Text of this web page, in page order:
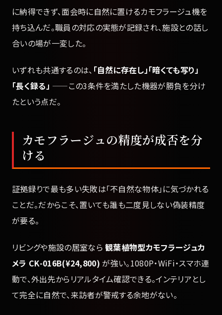
に納得できず、面会時に自然に置けるカモフラージュ機を
持ち込んだ。職員の対応の実態が記録され、施設との話し
合いの場が一変した。
いずれも共通するのは、 「自然に存在し」「暗くても写り」
「長く録る」 ——この3条件を満たした機器が勝負を分け
たという点だ。
カモフラージュの精度が成否を分
ける
証拠録りで最も多い失敗は「不自然な物体」に気づかれる
ことだ。だからこそ、置いても誰も二度見しない偽装精度
が要る。
リビングや施設の居室なら観葉植物型カモフラージュカ
メラ CK-016B(¥24,800) が強い。1080P・WiFi・スマホ連
動で、外出先からリアルタイム確認できる。インテリアとし
て完全に自然で、来訪者が警戒する余地がない。